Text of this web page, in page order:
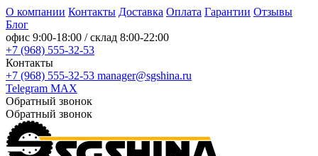
О компании Контакты Доставка Оплата Гарантии Отзывы
Блог
офис 9:00-18:00 / склад 8:00-22:00
+7 (968) 555-32-53
Контакты
+7 (968) 555-32-53 manager@sgshina.ru
Telegram MAX
Обратный звонок
Обратный звонок